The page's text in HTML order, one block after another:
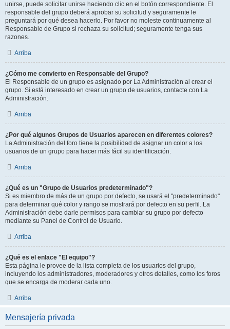
unirse, puede solicitar unirse haciendo clic en el botón correspondiente. El
responsable del grupo deberá aprobar su solicitud y seguramente le
preguntará por qué desea hacerlo. Por favor no moleste continuamente al
Responsable de Grupo si rechaza su solicitud; seguramente tenga sus
razones.
Arriba
¿Cómo me convierto en Responsable del Grupo?
El Responsable de un grupo es asignado por La Administración al crear el
grupo. Si está interesado en crear un grupo de usuarios, contacte con La
Administración.
Arriba
¿Por qué algunos Grupos de Usuarios aparecen en diferentes colores?
La Administración del foro tiene la posibilidad de asignar un color a los
usuarios de un grupo para hacer más fácil su identificación.
Arriba
¿Qué es un "Grupo de Usuarios predeterminado"?
Si es miembro de más de un grupo por defecto, se usará el "predeterminado"
para determinar qué color y rango se mostrará por defecto en su perfil. La
Administración debe darle permisos para cambiar su grupo por defecto
mediante su Panel de Control de Usuario.
Arriba
¿Qué es el enlace "El equipo"?
Esta página le provee de la lista completa de los usuarios del grupo,
incluyendo los administradores, moderadores y otros detalles, como los foros
que se encarga de moderar cada uno.
Arriba
Mensajería privada